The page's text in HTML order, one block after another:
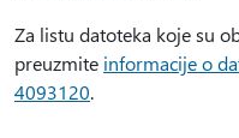
Za listu datoteka koje su
preuzmite informacije o
4093120.